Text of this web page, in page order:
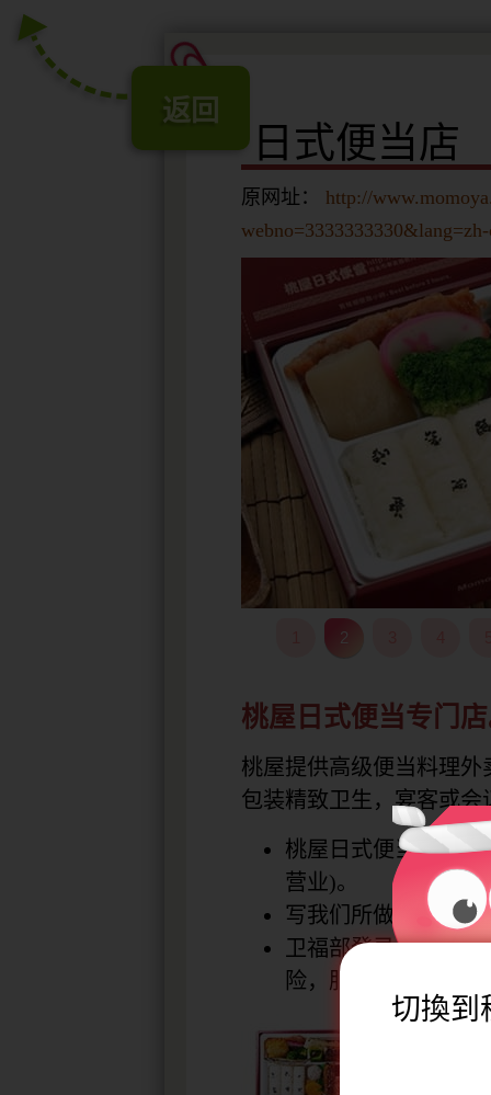
日式便当店
原网址：
http://
2
桃屋日式便当专门
桃屋提供高级便当料理
包装精致卫生，宴客或
桃屋日式便当店，
营业)。
写我们所做：便当
卫福部登录、卫生
险，服务可靠。
返回
切換到